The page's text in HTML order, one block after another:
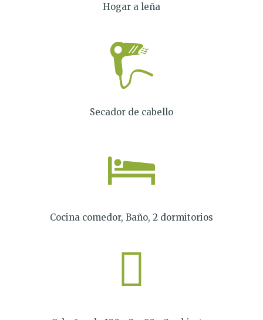
Hogar a leña
Secador de cabello
Cocina comedor, Baño, 2 dormitorios